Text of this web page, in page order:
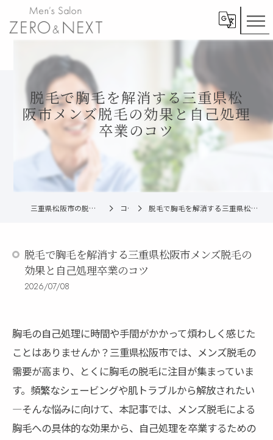
脱毛で胸毛を解消する三重県松
阪市メンズ脱毛の効果と自己処理
卒業のコツ
三重県松阪市の脱毛ならメンズ脱毛ZERO松阪店 コラム 脱毛で胸毛を解消する三重県松阪市メンズ脱毛の効果と自己処理卒業のコツ
脱毛で胸毛を解消する三重県松阪市メンズ脱毛の
効果と自己処理卒業のコツ
2026/07/08
胸毛の自己処理に時間や手間がかかって煩わしく感じた
ことはありませんか？三重県松阪市では、メンズ脱毛の
需要が高まり、とくに胸毛の脱毛に注目が集まっていま
す。頻繁なシェービングや肌トラブルから解放されたい
―そんな悩みに向けて、本記事では、メンズ脱毛による
胸毛への具体的な効果から、自己処理を卒業するための